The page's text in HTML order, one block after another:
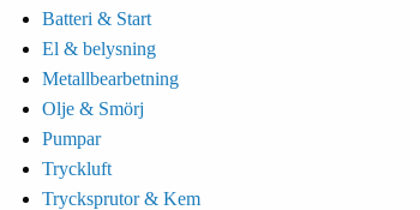
Batteri & Start
El & belysning
Metallbearbetning
Olje & Smörj
Pumpar
Tryckluft
Trycksprutor & Kem